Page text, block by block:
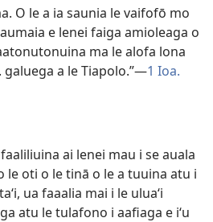
O le a ia saunia le vaifofō mo
e lenei faiga amioleaga o
ma le alofa lona
galuega a le Tiapolo.”—1 Ioa.
ai lenei mau i se auala
le oti o le tinā o le a tuuina atu i
ua faaalia mai i le uluaʻi
atu le tulafono i aafiaga e iʻu